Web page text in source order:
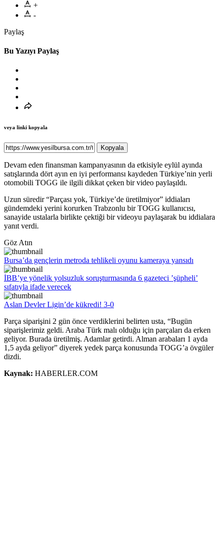
+
-
Paylaş
Bu Yazıyı Paylaş
veya linki kopyala
Kopyala
Devam eden finansman kampanyasının da etkisiyle eylül ayında
satışlarında dört ayın en iyi performansı kaydeden Türkiye’nin yerli
otomobili TOGG ile ilgili dikkat çeken bir video paylaşıldı.
Uzun süredir “Parçası yok, Türkiye’de üretilmiyor” iddiaları
gündemdeki yerini korurken Trabzonlu bir TOGG kullanıcısı,
sanayide ustalarla birlikte çektiği bir videoyu paylaşarak bu iddialara
yanıt verdi.
Göz Atın
Bursa’da gençlerin metroda tehlikeli oyunu kameraya yansıdı
İBB’ye yönelik yolsuzluk soruşturmasında 6 gazeteci ’şüpheli’
sıfatıyla ifade verecek
Aslan Devler Ligin’de kükredi! 3-0
Parça siparişini 2 gün önce verdiklerini belirten usta, “Bugün
siparişlerimiz geldi. Araba Türk malı olduğu için parçaları da erken
geliyor. Burada üretilmiş. Adamlar getirdi. Alman arabaları 1 ayda
1,5 ayda geliyor” diyerek yedek parça konusunda TOGG’a övgüler
dizdi.
Kaynak: HABERLER.COM